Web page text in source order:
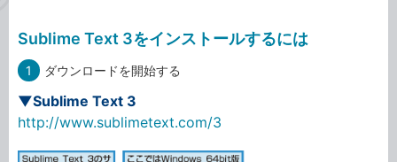
Sublime Text 3をインストールするには
1 ダウンロードを開始する
▼Sublime Text 3
http://www.sublimetext.com/3